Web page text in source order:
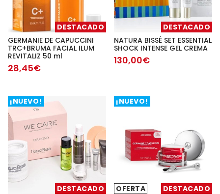
DESTACADO
GERMANIE DE CAPUCCINI
TRC+BRUMA FACIAL ILUM
REVITALIZ 50 ml
28,45€
DESTACADO
NATURA BISSÉ SET ESSENTIAL
SHOCK INTENSE GEL CREMA
130,00€
DESTACADO
¡NUEVO!
OFERTA DESTACADO
¡NUEVO!